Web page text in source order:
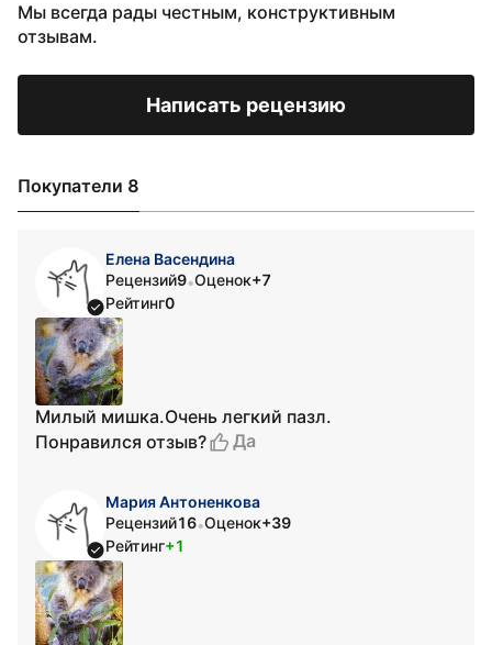
Мы всегда рады честным, конструктивным
отзывам.
Написать рецензию
Покупатели 8
Елена Васендина
Рецензий9•Оценок+7
Рейтинг0
Милый мишка.Очень легкий пазл.
Понравился отзыв?
Да
Мария Антоненкова
Рецензий16•Оценок+39
Рейтинг+1